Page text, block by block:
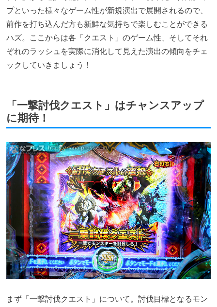
プといった様々なゲーム性が新規演出で展開されるので、
前作を打ち込んだ方も新鮮な気持ちで楽しむことができる
ハズ。ここからは各「クエスト」のゲーム性、そしてそれ
ぞれのラッシュを実際に消化して見えた演出の傾向をチェ
ックしていきましょう！
「一撃討伐クエスト」はチャンスアップ
に期待！
まず「一撃討伐クエスト」について。討伐目標となるモン